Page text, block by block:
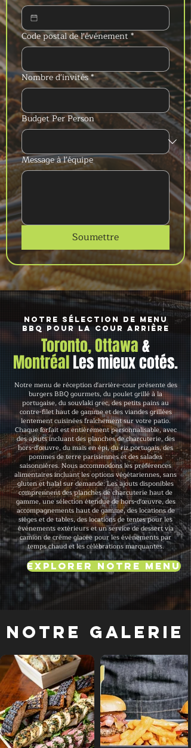
Code postal de l'événement*
Nombre d'invités*
Budget Per Person
Message à l'équipe
Soumettre
Notre sélection de menu
BBQ pour la cour arrière
Toronto, Ottawa&
MontréalLes mieux cotés.
Notre menu de réception d'arrière-cour présente des
burgers BBQ gourmets, du poulet grillé à la
portugaise, du souvlaki grec, des petits pains au
contre-filet haut de gamme et des viandes grillées
lentement cuisinées fraîchement sur votre patio.
Chaque forfait est entièrement personnalisable, avec
des ajouts incluant des planches de charcuterie, des
hors-d'œuvre, du maïs en épi, du riz portugais, des
pommes de terre parisiennes et des salades
saisonnières. Nous accommodons les préférences
alimentaires incluant les options végétariennes, sans
gluten et halal sur demande. Les ajouts disponibles
comprennent des planches de charcuterie haut de
gamme, une sélection étendue de hors-d'œuvre, des
accompagnements haut de gamme, des locations de
sièges et de tables, des locations de tentes pour les
événements extérieurs et un service de dessert via
camion de crème glacée pour les événements par
temps chaud et les célébrations marquantes.
Explorer notre menu
Notre galerie